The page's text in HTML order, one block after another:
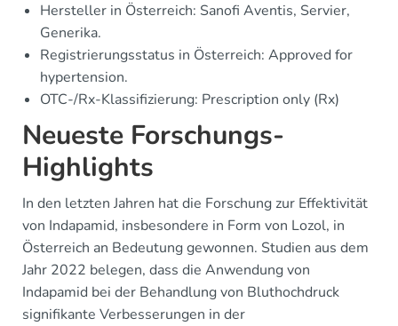
Hersteller in Österreich: Sanofi Aventis, Servier,
Generika.
Registrierungsstatus in Österreich: Approved for
hypertension.
OTC-/Rx-Klassifizierung: Prescription only (Rx)
Neueste Forschungs-
Highlights
In den letzten Jahren hat die Forschung zur Effektivität
von Indapamid, insbesondere in Form von Lozol, in
Österreich an Bedeutung gewonnen. Studien aus dem
Jahr 2022 belegen, dass die Anwendung von
Indapamid bei der Behandlung von Bluthochdruck
signifikante Verbesserungen in der